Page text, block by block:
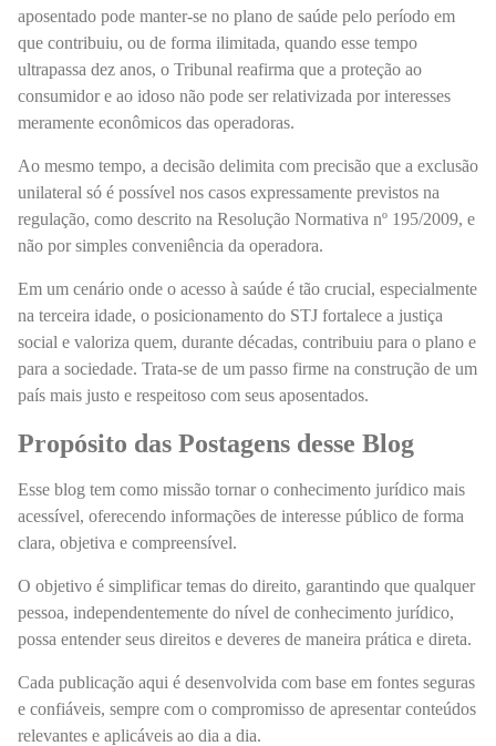
aposentado pode manter-se no plano de saúde pelo período em
que contribuiu, ou de forma ilimitada, quando esse tempo
ultrapassa dez anos, o Tribunal reafirma que a proteção ao
consumidor e ao idoso não pode ser relativizada por interesses
meramente econômicos das operadoras.
Ao mesmo tempo, a decisão delimita com precisão que a exclusão
unilateral só é possível nos casos expressamente previstos na
regulação, como descrito na Resolução Normativa nº 195/2009, e
não por simples conveniência da operadora.
Em um cenário onde o acesso à saúde é tão crucial, especialmente
na terceira idade, o posicionamento do STJ fortalece a justiça
social e valoriza quem, durante décadas, contribuiu para o plano e
para a sociedade. Trata-se de um passo firme na construção de um
país mais justo e respeitoso com seus aposentados.
Propósito das Postagens desse Blog
Esse blog tem como missão tornar o conhecimento jurídico mais
acessível, oferecendo informações de interesse público de forma
clara, objetiva e compreensível.
O objetivo é simplificar temas do direito, garantindo que qualquer
pessoa, independentemente do nível de conhecimento jurídico,
possa entender seus direitos e deveres de maneira prática e direta.
Cada publicação aqui é desenvolvida com base em fontes seguras
e confiáveis, sempre com o compromisso de apresentar conteúdos
relevantes e aplicáveis ao dia a dia.